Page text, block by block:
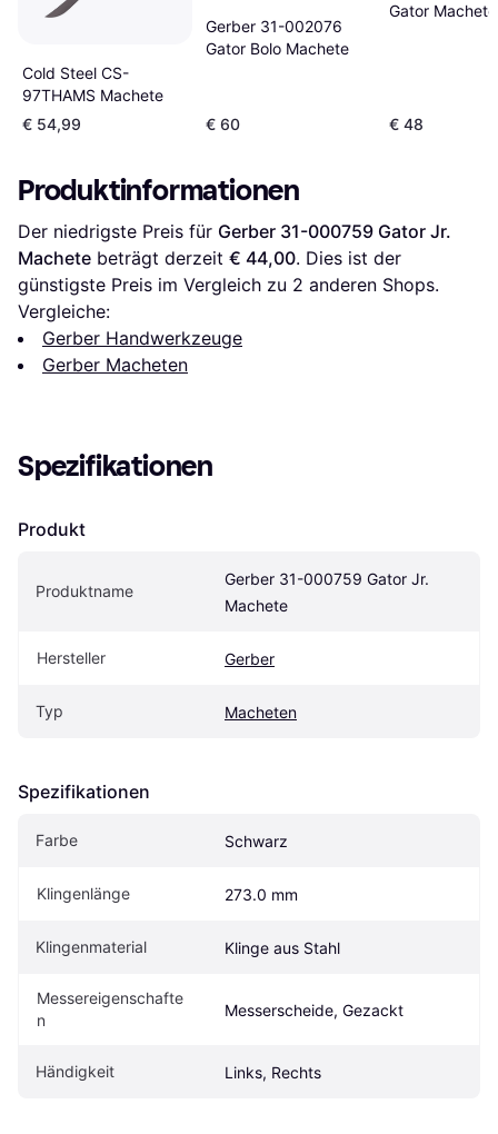
Cold Steel CS-
97THAMS Machete
€ 54,99
Gerber 31-002076
Gator Bolo Machete
€ 60
Gator Machete
€ 48
Produktinformationen
Der niedrigste Preis für Gerber 31-000759 Gator Jr.
Machete beträgt derzeit € 44,00. Dies ist der
günstigste Preis im Vergleich zu 2 anderen Shops.
Vergleiche:
Gerber Handwerkzeuge
Gerber Macheten
Spezifikationen
Produkt
Produktname
Gerber 31-000759 Gator Jr.
Machete
Hersteller Gerber
Typ Macheten
Spezifikationen
Farbe Schwarz
Klingenlänge 273.0 mm
Klingenmaterial Klinge aus Stahl
Messereigenschafte
n
Messerscheide, Gezackt
Händigkeit Links, Rechts